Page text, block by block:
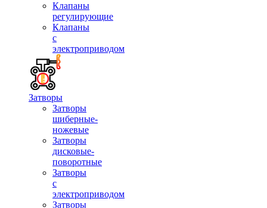
Клапаны
регулирующие
Клапаны
с
электроприводом
Затворы
Затворы
шиберные-
ножевые
Затворы
дисковые-
поворотные
Затворы
с
электроприводом
Затворы